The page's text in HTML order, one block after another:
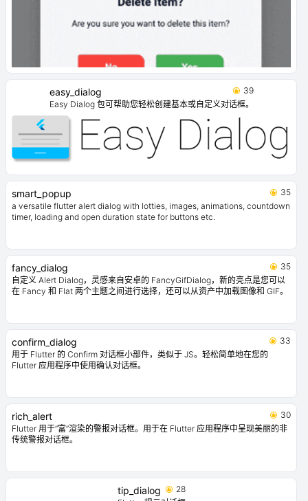
easy_dialog
39
Easy Dialog 包可帮助您轻松创建基本或自定义对话框。
smart_popup
35
a versatile flutter alert dialog with lotties, images, animations, countdown
timer, loading and open duration state for buttons etc.
fancy_dialog
35
自定义 Alert Dialog，灵感来自安卓的 FancyGifDialog，新的亮点是您可以
在 Fancy 和 Flat 两个主题之间进行选择，还可以从资产中加载图像和 GIF。
confirm_dialog
33
用于 Flutter 的 Confirm 对话框小部件，类似于 JS。轻松简单地在您的
Flutter 应用程序中使用确认对话框。
rich_alert
30
Flutter 用于“富”渲染的警报对话框。用于在 Flutter 应用程序中呈现美丽的非
传统警报对话框。
tip_dialog
28